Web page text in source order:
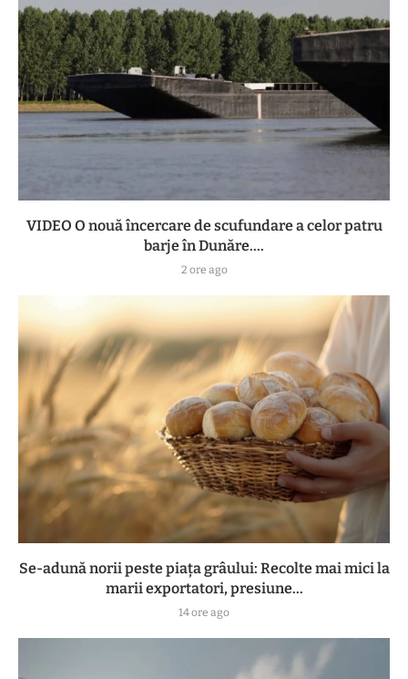
VIDEO O nouă încercare de scufundare a celor patru
barje în Dunăre....
2 ore ago
Se-adună norii peste piața grâului: Recolte mai mici la
marii exportatori, presiune...
14 ore ago